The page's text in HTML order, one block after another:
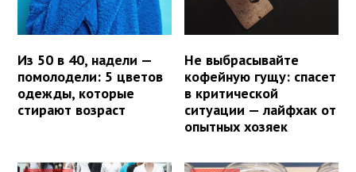
Из 50 в 40, надели —
помолодели: 5 цветов
одежды, которые
стирают возраст
Не выбрасывайте
кофейную гущу: спасет
в критической
ситуации — лайфхак от
опытных хозяек